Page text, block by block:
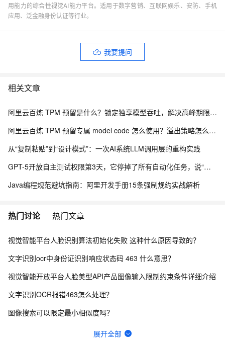
用能力的综合性视觉AI能力平台。适用于数字营销、互联网娱乐、安防、手机
应用、泛金融身份认证等行业。
我要提问
相关文章
阿里云百炼 TPM 预留是什么？锁定独享模型吞吐，解决高峰期限流问题
阿里云百炼 TPM 预留专属 model code 怎么使用？溢出策略怎么选？
从“复制粘贴”到“设计模式”：​一次AI系统LLM调用层的重构实践
GPT-5开放自主测试权限第3天，它停掉了所有自动化任务，说“这些用例毫无意义”
Java编程规范避坑指南：阿里开发手册15条强制规约实战解析
热门讨论 热门文章
视觉智能平台人脸识别算法初始化失败 这种什么原因导致的？
文字识别ocr中身份证识别响应状态码 463 什么意思？
视觉智能开放平台人脸美型API产品图像输入限制约束条件详细介绍
文字识别OCR报错463怎么处理？
图像搜索可以限定最小相似度吗？
视觉智能平台高清图片分割怎么一直提示15000ms超时？
展开全部